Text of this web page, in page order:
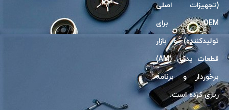
(تجهیزات اصلی
OEM برای
تولیدکننده) و بازار
قطعات یدکی (AM)
برخوردار و برنامه
ریزی کرده است.